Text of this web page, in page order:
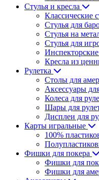
Стулья и кресла
Классические
Стулья для
Стулья на
Стулья для
Кресла из
Рулетка
Столы для
Аксессуары
Колеса для
Шары для
Дисплеи для
Карты игральные
100%
Фишки для покера
Фишки для
Фишки для